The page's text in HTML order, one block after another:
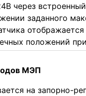
через
заданного
положений
МЭП
на запорно-